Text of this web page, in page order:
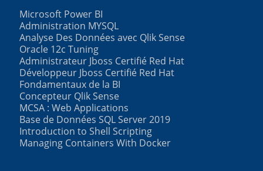
Microsoft Power BI
Administration MYSQL
Analyse Des Données avec Qlik Sense
Oracle 12c Tuning
Administrateur Jboss Certifié Red Hat
Développeur Jboss Certifié Red Hat
Fondamentaux de la BI
Concepteur Qlik Sense
MCSA : Web Applications
Base de Données SQL Server 2019
Introduction to Shell Scripting
Managing Containers With Docker